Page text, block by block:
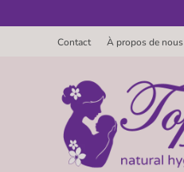
Contact À propos de nous